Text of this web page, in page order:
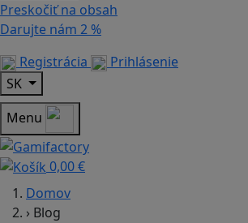
Preskočiť na obsah
Darujte nám 2 %
Registrácia
Prihlásenie
SK
Menu
0,00 €
Domov
› Blog